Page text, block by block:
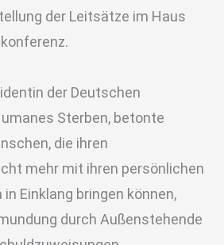
der Leitsätze im Haus
der Deutschen
Sterben, betonte
die ihren
mehr mit ihren persönlichen
Einklang bringen können,
durch Außenstehende